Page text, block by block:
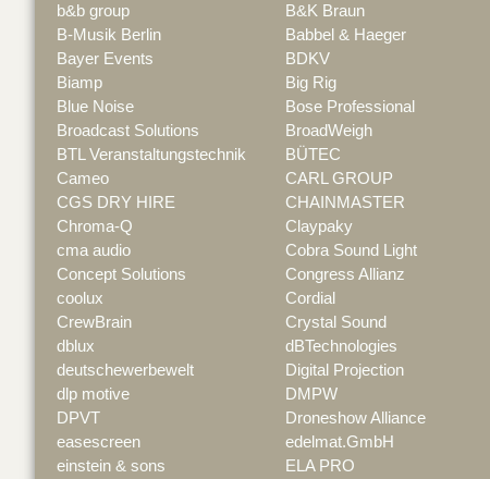
b&b group
B&K Braun
B-Musik Berlin
Babbel & Haeger
Bayer Events
BDKV
Biamp
Big Rig
Blue Noise
Bose Professional
Broadcast Solutions
BroadWeigh
BTL Veranstaltungstechnik
BÜTEC
Cameo
CARL GROUP
CGS DRY HIRE
CHAINMASTER
Chroma-Q
Claypaky
cma audio
Cobra Sound Light
Concept Solutions
Congress Allianz
coolux
Cordial
CrewBrain
Crystal Sound
dblux
dBTechnologies
deutschewerbewelt
Digital Projection
dlp motive
DMPW
DPVT
Droneshow Alliance
easescreen
edelmat.GmbH
einstein & sons
ELA PRO